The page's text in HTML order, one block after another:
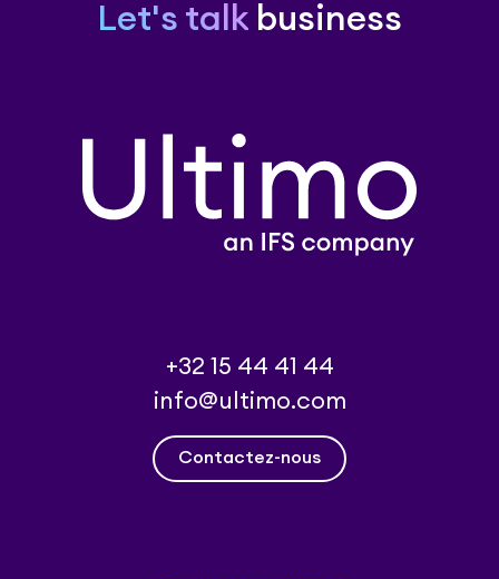
Let's talk business
+32 15 44 41 44
info@ultimo.com
Contactez-nous